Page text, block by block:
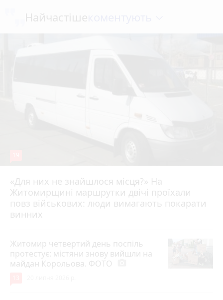
Найчастіше
«Для них не знайшлося місця?» На
Житомирщині маршрутки двічі проїхали
повз військових: люди вимагають покарати
винних
17 липня 2026 р.
Житомир четвертий день поспіль
протестує: містяни знову вийшли на
майдан Корольова. ФОТО